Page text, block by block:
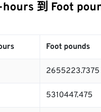
到 Foot
Foot pounds
2655223.7375
5310447.475